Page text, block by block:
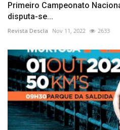
Primeiro Campeonato
disputa-se...
Revista Descla Nov 11, 2022 2633